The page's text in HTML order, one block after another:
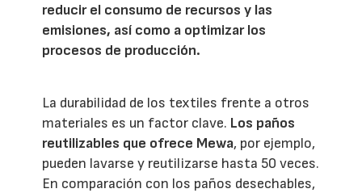
reducir el consumo de recursos y las
emisiones, así como a optimizar los
procesos de producción.
La durabilidad de los textiles frente a otros
materiales es un factor clave. Los paños
reutilizables que ofrece Mewa, por ejemplo,
pueden lavarse y reutilizarse hasta 50 veces.
En comparación con los paños desechables,